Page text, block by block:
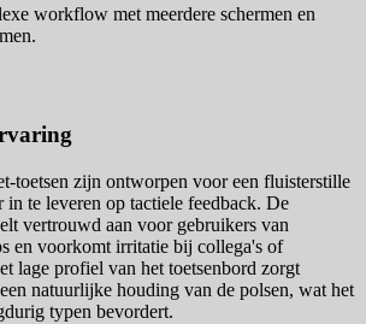
workflow met meerdere schermen en
toetsen zijn ontworpen voor een fluisterstille
te leveren op tactiele feedback. De
vertrouwd aan voor gebruikers van
en voorkomt irritatie bij collega's of
lage profiel van het toetsenbord zorgt
natuurlijke houding van de polsen, wat het
typen bevordert.